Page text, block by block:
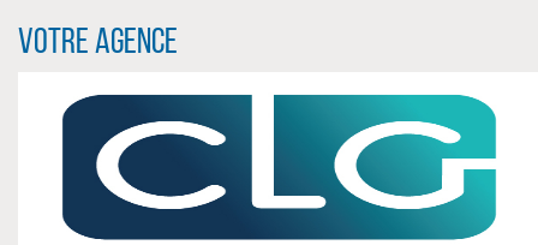
Votre agence